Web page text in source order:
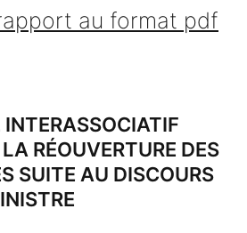
au format pdf
RÉOUVERTURE DES
SUITE AU DISCOURS